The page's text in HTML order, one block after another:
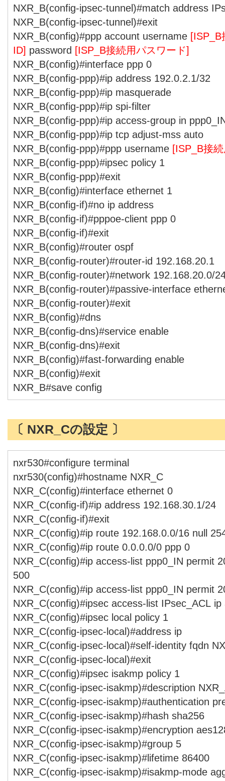
NXR_B(config-ipsec-tunnel)#match address
NXR_B(config-ipsec-tunnel)#exit
NXR_B(config)#ppp account username [ISP_B
ID] password [ISP_B接続用パスワード]
NXR_B(config)#interface ppp 0
NXR_B(config-ppp)#ip address 192.0.2.1/32
NXR_B(config-ppp)#ip masquerade
NXR_B(config-ppp)#ip spi-filter
NXR_B(config-ppp)#ip access-group in
NXR_B(config-ppp)#ip tcp adjust-mss auto
NXR_B(config-ppp)#ppp username [ISP_B接
NXR_B(config-ppp)#ipsec policy 1
NXR_B(config-ppp)#exit
NXR_B(config)#interface ethernet 1
NXR_B(config-if)#no ip address
NXR_B(config-if)#pppoe-client ppp 0
NXR_B(config-if)#exit
NXR_B(config)#router ospf
NXR_B(config-router)#router-id 192.168.20.1
NXR_B(config-router)#network 192.168.20.0/
NXR_B(config-router)#passive-interface
NXR_B(config-router)#exit
NXR_B(config)#dns
NXR_B(config-dns)#service enable
NXR_B(config-dns)#exit
NXR_B(config)#fast-forwarding enable
NXR_B(config)#exit
NXR_B#save config
〔 NXR_Cの設定 〕
nxr530#configure terminal
nxr530(config)#hostname NXR_C
NXR_C(config)#interface ethernet 0
NXR_C(config-if)#ip address 192.168.30.1/24
NXR_C(config-if)#exit
NXR_C(config)#ip route 192.168.0.0/16 null
NXR_C(config)#ip route 0.0.0.0/0 ppp 0
NXR_C(config)#ip access-list ppp0_IN permit
500
NXR_C(config)#ip access-list ppp0_IN permit
NXR_C(config)#ipsec access-list IPsec_ACL ip
NXR_C(config)#ipsec local policy 1
NXR_C(config-ipsec-local)#address ip
NXR_C(config-ipsec-local)#self-identity fqdn
NXR_C(config-ipsec-local)#exit
NXR_C(config)#ipsec isakmp policy 1
NXR_C(config-ipsec-isakmp)#description
NXR_C(config-ipsec-isakmp)#authentication
NXR_C(config-ipsec-isakmp)#hash sha256
NXR_C(config-ipsec-isakmp)#encryption
NXR_C(config-ipsec-isakmp)#group 5
NXR_C(config-ipsec-isakmp)#lifetime 86400
NXR_C(config-ipsec-isakmp)#isakmp-mode